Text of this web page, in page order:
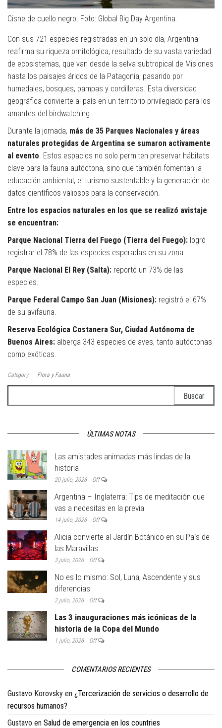
Cisne de cuello negro. Foto: Global Big Day Argentina.
Con sus 721 especies registradas en un solo día, Argentina
reafirma su riqueza ornitológica, resultado de su vasta variedad
de ecosistemas, que van desde la selva subtropical de Misiones
hasta los paisajes áridos de la Patagonia, pasando por
humedales, bosques, pampas y cordilleras. Esta diversidad
geográfica convierte al país en un territorio privilegiado para los
amantes del birdwatching.
Durante la jornada, más de 35 Parques Nacionales y áreas
naturales protegidas de Argentina se sumaron activamente
al evento . Estos espacios no solo permiten preservar hábitats
clave para la fauna autóctona, sino que también fomentan la
educación ambiental, el turismo sustentable y la generación de
datos científicos valiosos para la conservación.
Entre los espacios naturales en los que se realizó avistaje
se encuentran:
Parque Nacional Tierra del Fuego (Tierra del Fuego): logró
registrar el 78% de las especies esperadas en su zona.
Parque Nacional El Rey (Salta): reportó un 73% de las
especies.
Parque Federal Campo San Juan (Misiones): registró el 67%
de su avifauna.
Reserva Ecológica Costanera Sur, Ciudad Autónoma de
Buenos Aires: alberga 343 especies de aves, tanto autóctonas
como exóticas.
Category Flora y Fauna
ÚLTIMAS NOTAS
Las amistades animadas más lindas de la
historia
20 julio, 2026 Off
Argentina – Inglaterra: Tips de meditación que
vas a necesitas en la previa
14 julio, 2026 Off
Alicia convierte al Jardín Botánico en su País de
las Maravillas
3 julio, 2026 Off
No es lo mismo: Sol, Luna, Ascendente y sus
diferencias
2 julio, 2026 Off
Las 3 inauguraciones más icónicas de la
historia de la Copa del Mundo
1 julio, 2026 Off
COMENTARIOS RECIENTES
Gustavo Korovsky en ¿Tercerización de servicios o desarrollo de
recursos humanos?
Gustavo en Salud de emergencia en los countries